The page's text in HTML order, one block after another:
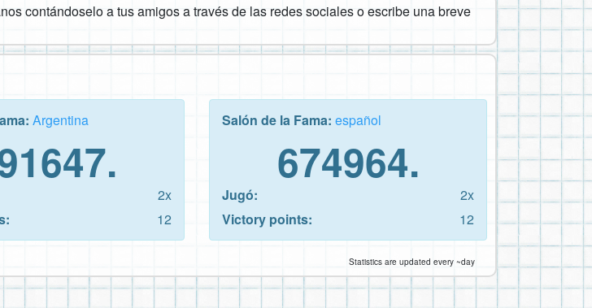
contándoselo a tus amigos a través de las redes sociales o escribe una breve
Argentina
2x
12
Salón de la Fama: español
674964.
Jugó:
2x
Victory points:
12
Statistics are updated every ~day